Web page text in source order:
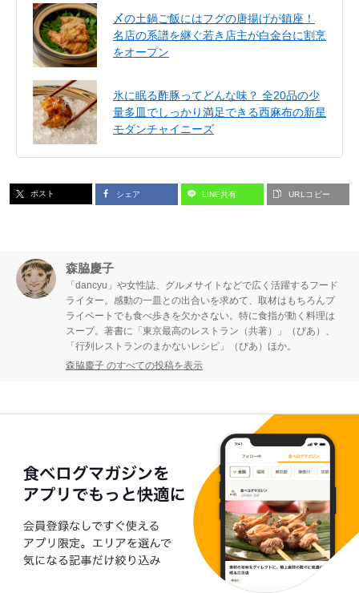
〆の土鍋ご飯にはフグの唐揚げが鎮座！
名店の系譜を継ぐ若き店主が白金台に割烹
をオープン
氷に眠る酢豚ってどんな味？ 全20品の少
量多皿でしっかり満足できる西麻布の新星
モダンチャイニーズ
ポスト シェア LINE共有 URLコピー
森脇慶子
「dancyu」や女性誌、グルメサイトなどで広く活躍するフード
ライター。感動の一皿との出合いを求めて、取材はもちろんプ
ライベートでも食べ歩きを欠かさない。特に食指が動く料理は
スープ。著書に「東京最高のレストラン（共著）」（ぴあ）、
「行列レストランのまかないレシピ」（ぴあ）ほか。
森脇慶子 のすべての投稿を表示